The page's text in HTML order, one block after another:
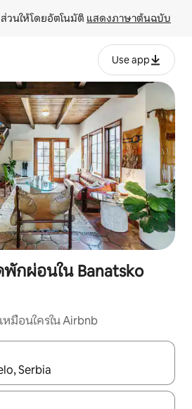
วนให้โดยอัตโนมัติ แสดงภาษาต้นฉบับ
Use app
กผ่อนใน Banatsko
มือนใครใน Airbnb
รสัมผัสหรือปัด เพื่อสำรวจผลการค้นหา